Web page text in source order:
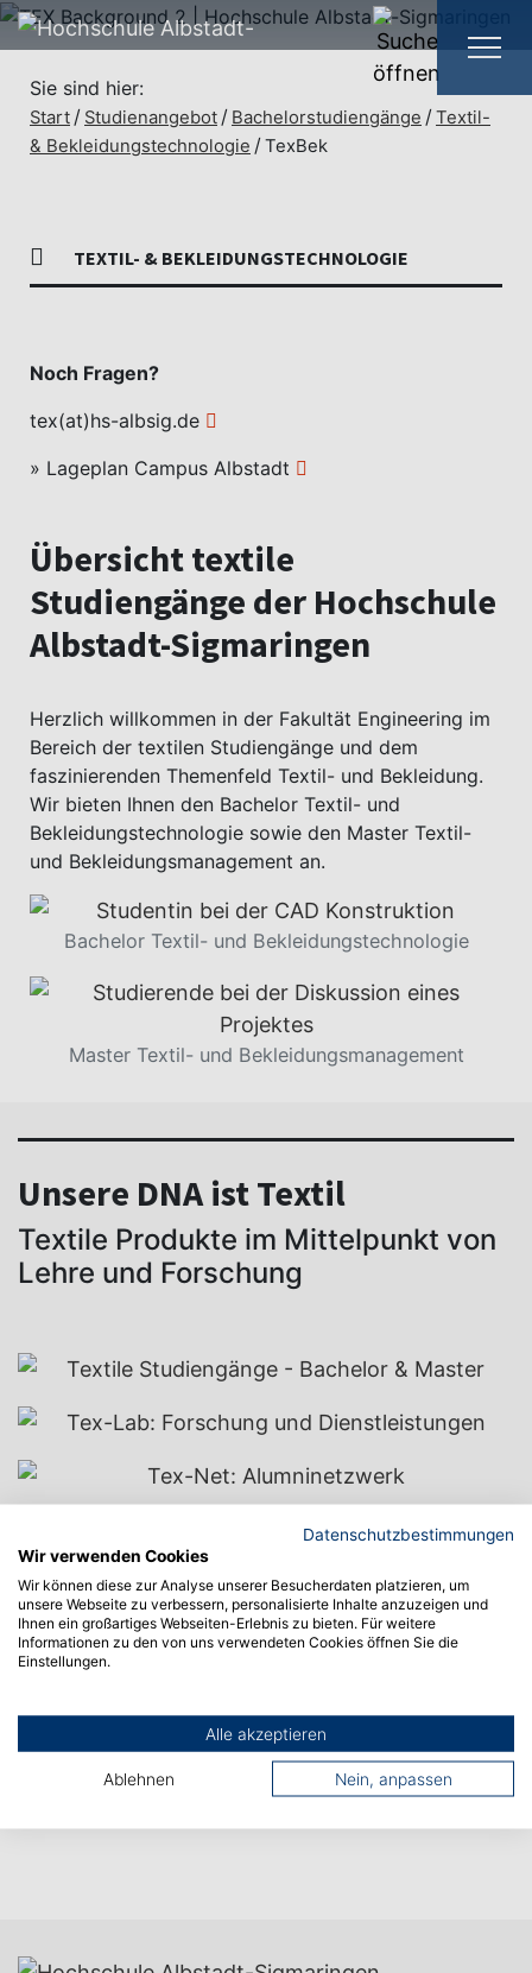
Sie sind hier:
Start Studienangebot Bachelorstudiengänge
Textil-
& Bekleidungstechnologie
TexBek
Übersicht textile
Studiengänge der Hochschule
Albstadt-Sigmaringen
Herzlich willkommen in der Fakultät Engineering im
Bereich der textilen Studiengänge und dem
faszinierenden Themenfeld Textil- und Bekleidung.
Wir bieten Ihnen den Bachelor Textil- und
Bekleidungstechnologie sowie den Master Textil-
und Bekleidungsmanagement an.
Bachelor Textil- und Bekleidungstechnologie
Master Textil- und Bekleidungsmanagement
TEXTIL- & BEKLEIDUNGSTECHNOLOGIE
Noch Fragen?
tex(at)hs-albsig.de
» Lageplan Campus Albstadt
Unsere DNA ist Textil
Textile Produkte im Mittelpunkt von
Lehre und Forschung
Datenschutzbestimmungen
Wir verwenden Cookies
Wir können diese zur Analyse unserer Besucherdaten platzieren, um
unsere Webseite zu verbessern, personalisierte Inhalte anzuzeigen und
Ihnen ein großartiges Webseiten-Erlebnis zu bieten. Für weitere
Informationen zu den von uns verwendeten Cookies öffnen Sie die
Einstellungen.
Alle akzeptieren
Ablehnen Nein, anpassen